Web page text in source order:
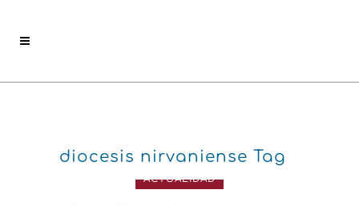
diocesis nirvaniense Tag
ACTUALIDAD